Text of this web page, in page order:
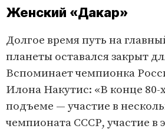
Женский «Дакар»
Долгое время путь на
планеты оставался закрыт
Вспоминает чемпионка
Илона Накутис: «В конце 80-
подъеме — участие в
чемпионата СССР, участие в